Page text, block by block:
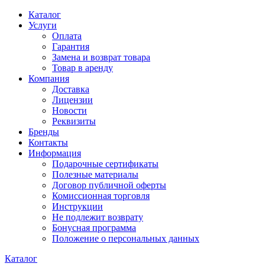
Каталог
Услуги
Оплата
Гарантия
Замена и возврат товара
Товар в аренду
Компания
Доставка
Лицензии
Новости
Реквизиты
Бренды
Контакты
Информация
Подарочные сертификаты
Полезные материалы
Договор публичной оферты
Комиссионная торговля
Инструкции
Не подлежит возврату
Бонусная программа
Положение о персональных данных
Каталог